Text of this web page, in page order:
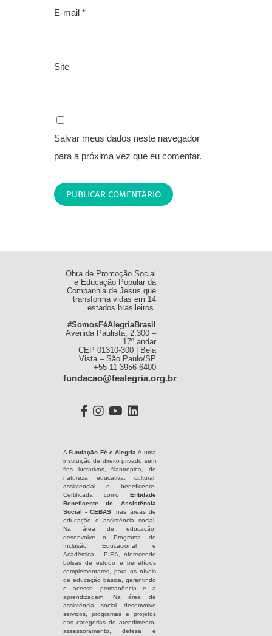
E-mail *
Site
Salvar meus dados neste navegador
para a próxima vez que eu comentar.
Obra de Promoção Social
e Educação Popular da
Companhia de Jesus que
transforma vidas em 14
estados brasileiros.
#SomosFéAlegriaBrasil
Avenida Paulista, 2.300 –
17º andar
CEP 01310-300 | Bela
Vista – São Paulo/SP
+55 11 3956-6400
fundacao@fealegria.org.br
A Fundação Fé e Alegria é uma
instituição de direito privado sem
fins lucrativos, filantrópica, de
natureza educativa, cultural,
assistencial e beneficente,
Certificada como Entidade
Beneficente de Assistência
Social - CEBAS , nas áreas de
educação e assistência social.
Na área de educação,
desenvolve o Programa de
Inclusão Educacional e
Acadêmica – PIEA, oferecendo
bolsas de estudo e benefícios
complementares, para os níveis
de educação básica, garantindo
o acesso, permanência e a
aprendizagem. Na área de
assistência social desenvolve
serviços, programas e projetos
nas categorias de atendimento,
assessoramento, defesa e